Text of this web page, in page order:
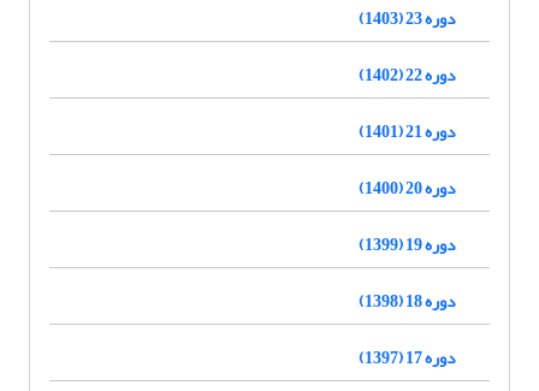
دوره 23 (1403)
دوره 22 (1402)
دوره 21 (1401)
دوره 20 (1400)
دوره 19 (1399)
دوره 18 (1398)
دوره 17 (1397)